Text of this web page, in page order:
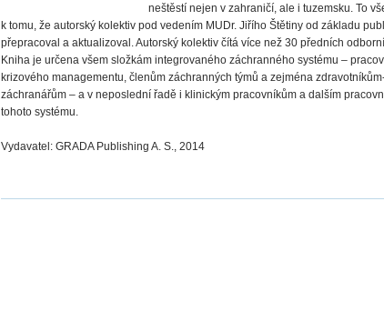
neštěstí nejen v zahraničí, ale i tuzemsku. To
k tomu, že autorský kolektiv pod vedením MUDr. Jiřího Štětiny od základu
přepracoval a aktualizoval. Autorský kolektiv čítá více než 30 předních
Kniha je určena všem složkám integrovaného záchranného systému –
krizového managementu, členům záchranných týmů a zejména
záchranářům – a v neposlední řadě i klinickým pracovníkům a dalším
tohoto systému.
Vydavatel: GRADA Publishing A. S., 2014